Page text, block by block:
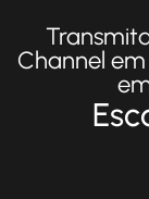
Channel em